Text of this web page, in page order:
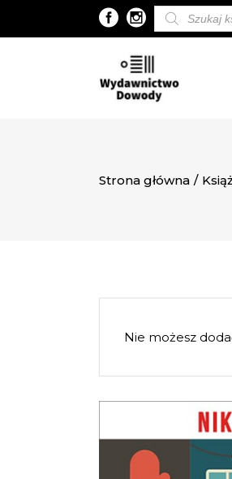
Wyszukiwarka
produktów
Strona główna /
Nie możesz